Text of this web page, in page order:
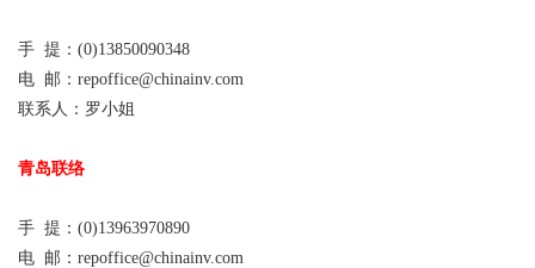
手 提：(0)13850090348
电 邮：repoffice@chinainv.com
联系人：罗小姐
青岛联络
手 提：(0)13963970890
电 邮：repoffice@chinainv.com